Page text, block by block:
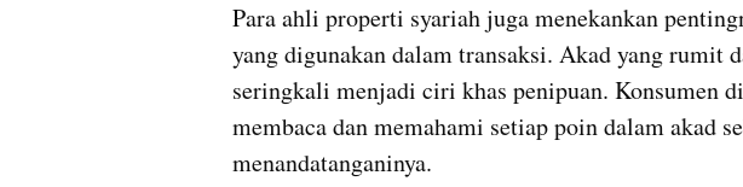
Para ahli properti syariah juga menekankan
yang digunakan dalam transaksi. Akad yang rumit
seringkali menjadi ciri khas penipuan. Konsumen
membaca dan memahami setiap poin dalam akad
menandatanganinya.